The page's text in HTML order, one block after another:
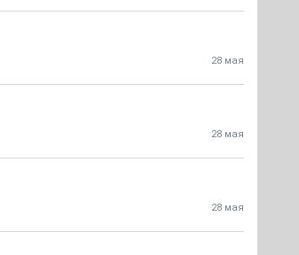
28 мая
28 мая
28 мая